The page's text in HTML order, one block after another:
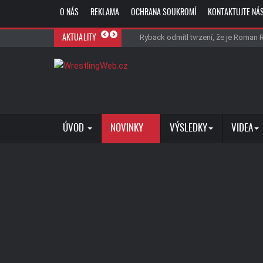
O NÁS REKLAMA OCHRANA SOUKROMÍ KONTAKTUJTE
AKTUALITY Do WWE zřejmě míří další člen The
Vince McMahon zaplatí 42,5 milionu
Ryback odmítl tvrzení, že je Roman
Fanoušci kritizují WWE za prohru
ÚVOD NOVINKY VÝSLEDKY VIDEA